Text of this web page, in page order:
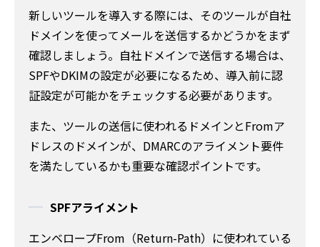
新しいツールを導入する際には、そのツールが自社
ドメインを使ってメールを送信するかどうかをまず
確認しましょう。自社ドメインで送信する場合は、
SPFやDKIMの設定が必要になるため、導入前に認
証設定が可能かをチェックする必要があります。
また、ツールの送信に使われるドメインとFromア
ドレスのドメインが、DMARCのアライメント要件
を満たしているかも重要な確認ポイントです。
SPFアライメント
エンベロープFrom（Return-Path）に使われている